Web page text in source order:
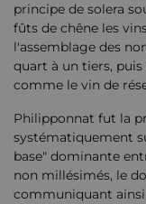
principe de solera
fûts de chêne les
l'assemblage des
quart à un tiers,
comme le vin de
Philipponnat fut la
systématiquement
base" dominante
non millésimés, le
communiquant